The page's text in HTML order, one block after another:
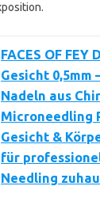
FACES OF
Gesicht 0,5mm
Nadeln aus
Microneedling
Gesicht &
für
Needling